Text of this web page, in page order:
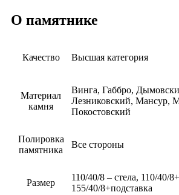
О памятнике
Качество Высшая категория
Материал
камня
Винга, Габбро,
Лезниковский, Мансур,
Покостовский
Полировка
памятника
Все стороны
Размер
110/40/8 – стела, 110/40/
155/40/8+подставка